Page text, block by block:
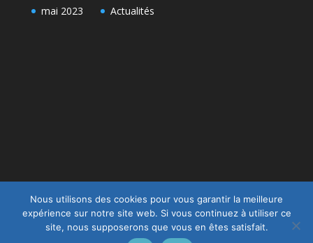
mai 2023 Actualités
Design deElegant Themes| Propulsé par
Nous utilisons des cookies pour vous garantir la meilleure
expérience sur notre site web. Si vous continuez à utiliser ce
site, nous supposerons que vous en êtes satisfait.